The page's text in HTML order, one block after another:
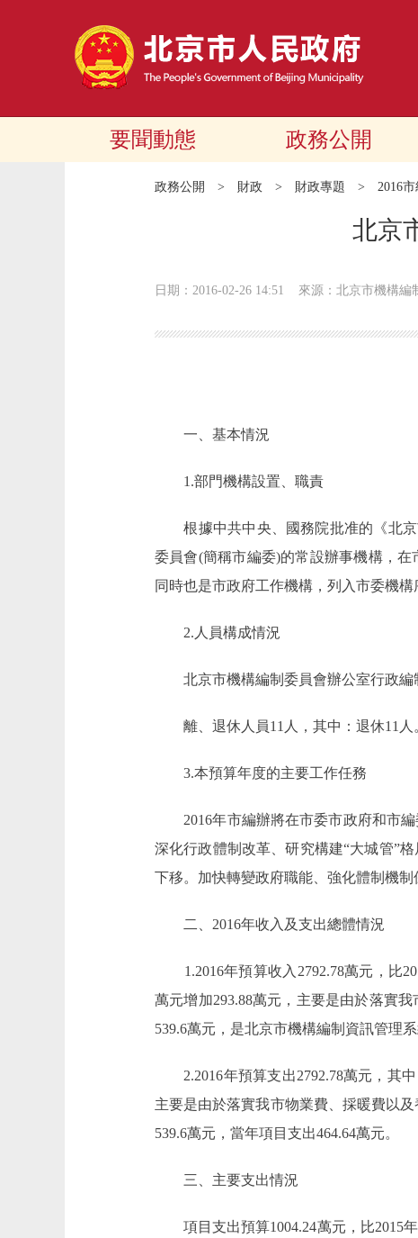
要聞動態 政務公開
政務公開 > 財政 > 財政專題 > 2016
北京
日期：2016-02-26 14:51 來源：北京市機構編
一、基本情況
1.部門機構設置、職責
根據中共中央、國務院批准的《北京
委員會(簡稱市編委)的常設辦事機構，
同時也是市政府工作機構，列入市委機
2.人員構成情況
北京市機構編制委員會辦公室行政編制
離、退休人員11人，其中：退休11人
3.本預算年度的主要工作任務
2016年市編辦將在市委市政府和市編
深化行政體制改革、研究構建“大城管”
下移。加快轉變政府職能、強化體制機
二、2016年收入及支出總體情況
1.2016年預算收入2792.78萬元，比
萬元增加293.88萬元，主要是由於落實
539.6萬元，是北京市機構編制資訊管理
2.2016年預算支出2792.78萬元，其中
主要是由於落實我市物業費、採暖費以
539.6萬元，當年項目支出464.64萬元。
三、主要支出情況
項目支出預算1004.24萬元，比2015年